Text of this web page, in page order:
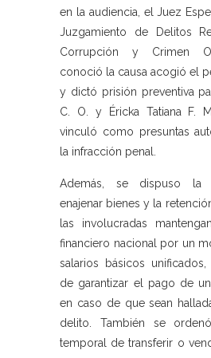
en la audiencia, el Juez
Juzgamiento de Delitos
Corrupción y Crimen
conoció la causa acogió el
y dictó prisión preventiva
C. O. y Éricka Tatiana F.
vinculó como presuntas
la infracción penal.
Además, se dispuso la
enajenar bienes y la
las involucradas
financiero nacional por un
salarios básicos
de garantizar el pago de
en caso de que sean
delito. También se
temporal de transferir o